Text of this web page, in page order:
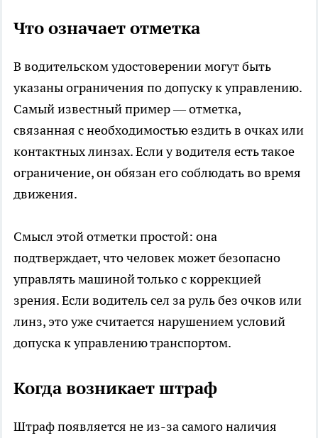
Что означает отметка
В водительском удостоверении могут быть
указаны ограничения по допуску к управлению.
Самый известный пример — отметка,
связанная с необходимостью ездить в очках или
контактных линзах. Если у водителя есть такое
ограничение, он обязан его соблюдать во время
движения.
Смысл этой отметки простой: она
подтверждает, что человек может безопасно
управлять машиной только с коррекцией
зрения. Если водитель сел за руль без очков или
линз, это уже считается нарушением условий
допуска к управлению транспортом.
Когда возникает штраф
Штраф появляется не из-за самого наличия